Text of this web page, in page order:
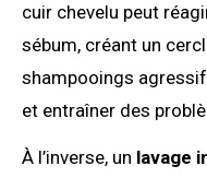
cuir chevelu peut
sébum, créant un
shampooings
et entraîner des
À l’inverse, un lavage